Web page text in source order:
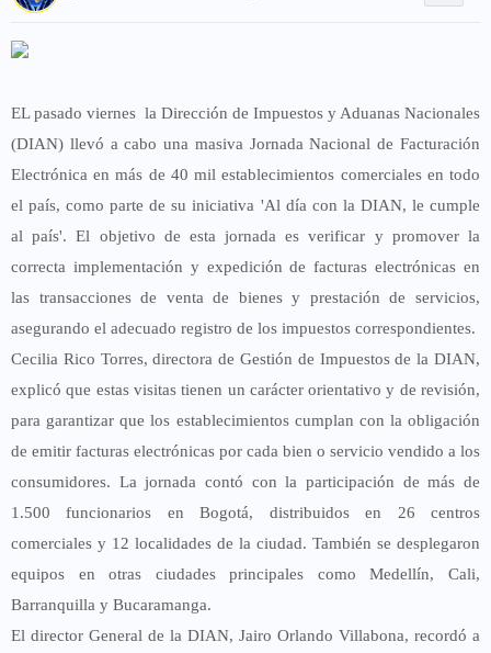
EL pasado viernes la Dirección de Impuestos y Aduanas Nacionales
(DIAN) llevó a cabo una masiva Jornada Nacional de Facturación
Electrónica en más de 40 mil establecimientos comerciales en todo
el país, como parte de su iniciativa 'Al día con la DIAN, le cumple
al país'. El objetivo de esta jornada es verificar y promover la
correcta implementación y expedición de facturas electrónicas en
las transacciones de venta de bienes y prestación de servicios,
asegurando el adecuado registro de los impuestos correspondientes.
Cecilia Rico Torres, directora de Gestión de Impuestos de la DIAN,
explicó que estas visitas tienen un carácter orientativo y de revisión,
para garantizar que los establecimientos cumplan con la obligación
de emitir facturas electrónicas por cada bien o servicio vendido a los
consumidores. La jornada contó con la participación de más de
1.500 funcionarios en Bogotá, distribuidos en 26 centros
comerciales y 12 localidades de la ciudad. También se desplegaron
equipos en otras ciudades principales como Medellín, Cali,
Barranquilla y Bucaramanga.
El director General de la DIAN, Jairo Orlando Villabona, recordó a